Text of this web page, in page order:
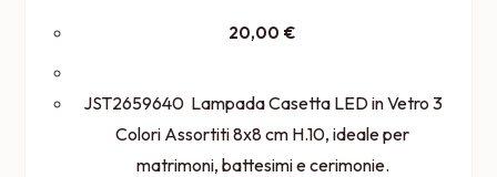
20,00 €
JST2659640 Lampada Casetta LED in Vetro 3
Colori Assortiti 8x8 cm H.10, ideale per
matrimoni, battesimi e cerimonie.